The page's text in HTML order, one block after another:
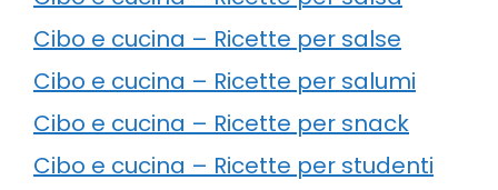
Cibo e cucina – Ricette per salse
Cibo e cucina – Ricette per salumi
Cibo e cucina – Ricette per snack
Cibo e cucina – Ricette per studenti